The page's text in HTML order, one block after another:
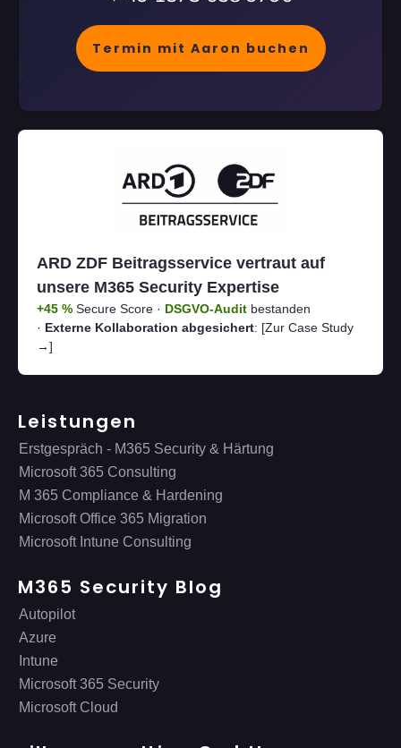
Termin mit Aaron buchen
ARD ZDF Beitragsservice vertraut auf
unsere M365 Security Expertise
+45 % Secure Score · DSGVO-Audit bestanden
· Externe Kollaboration abgesichert: [Zur Case Study
→]
Leistungen
Erstgespräch - M365 Security & Härtung
Microsoft 365 Consulting
M 365 Compliance & Hardening
Microsoft Office 365 Migration
Microsoft Intune Consulting
M365 Security Blog
Autopilot
Azure
Intune
Microsoft 365 Security
Microsoft Cloud